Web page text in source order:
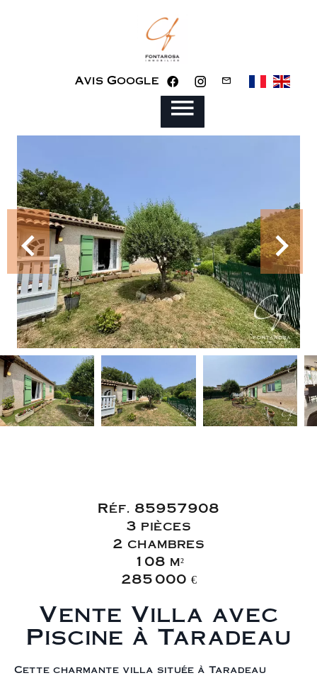
Avis Google
Réf. 85957908
3 pièces
2 chambres
108 m²
285 000 €
Vente Villa avec
Piscine à Taradeau
Cette charmante villa située à Taradeau